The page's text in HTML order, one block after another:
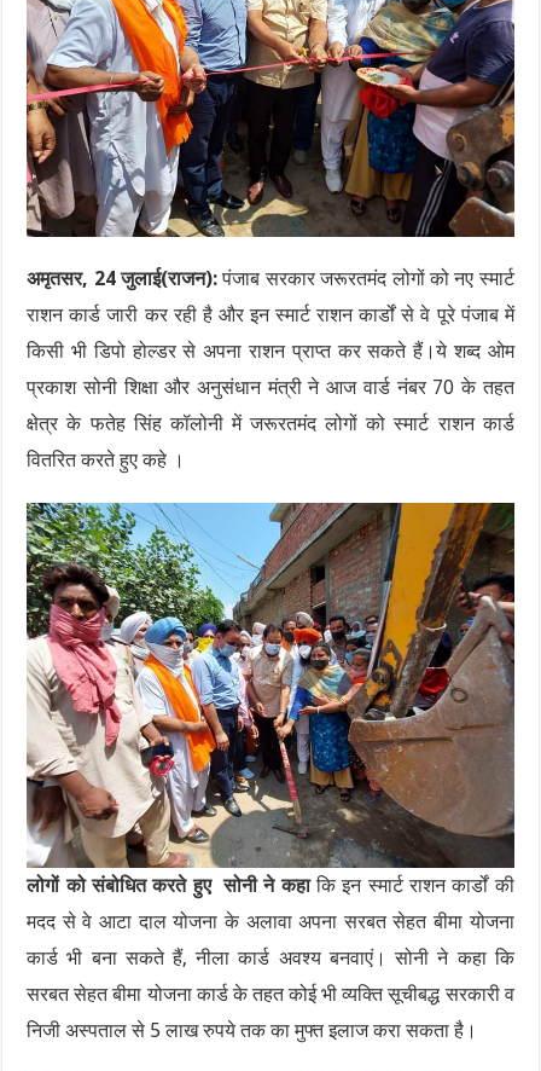
अमृतसर, 24 जुलाई(राजन):पंजाब सरकार जरूरतमंद लोगों को नए स्मार्ट
राशन कार्ड जारी कर रही है और इन स्मार्ट राशन कार्डों से वे पूरे पंजाब में
किसी भी डिपो होल्डर से अपना राशन प्राप्त कर सकते हैं।ये शब्द ओम
प्रकाश सोनी शिक्षा और अनुसंधान मंत्री ने आज वार्ड नंबर 70 के तहत
क्षेत्र के फतेह सिंह कॉलोनी में जरूरतमंद लोगों को स्मार्ट राशन कार्ड
वितरित करते हुए कहे ।
लोगों को संबोधित करते हुए सोनी ने कहाकि इन स्मार्ट राशन कार्डों की
मदद से वे आटा दाल योजना के अलावा अपना सरबत सेहत बीमा योजना
कार्ड भी बना सकते हैं, नीला कार्ड अवश्य बनवाएं। सोनी ने कहा कि
सरबत सेहत बीमा योजना कार्ड के तहत कोई भी व्यक्ति सूचीबद्ध सरकारी व
निजी अस्पताल से 5 लाख रुपये तक का मुफ्त इलाज करा सकता है।